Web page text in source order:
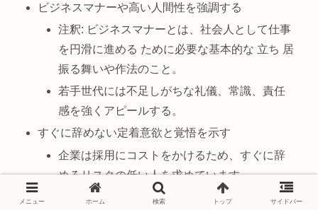
ビジネスマナーや高い人間性を強調する
注釈: ビジネスマナーとは、社会人として仕事
を円滑に進める ために必要な基本的な 立ち 居
振る舞いや作法のこと。
若手世代には不足しがちな礼儀、常識、責任
感を強くアピールする。
すぐに辞めない定着意欲と覚悟を示す
企業は採用にコストをかけるため、すぐに辞
めるリスクの低い人を求めています。
「 この分野で定年まで働く覚悟がある」とい
メニュー ホーム 検索 トップ サイドバー